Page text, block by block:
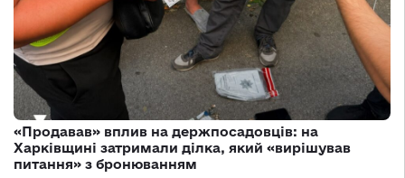
«Продавав» вплив на держпосадовців: на
Харківщині затримали ділка, який «вирішував
питання» з бронюванням